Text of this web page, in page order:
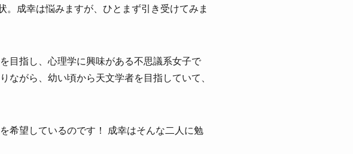
成幸は悩みますが、ひとまず引き受けてみま
目指し、心理学に興味がある不思議系女子で
がら、幼い頃から天文学者を目指していて、
希望しているのです！ 成幸はそんな二人に勉